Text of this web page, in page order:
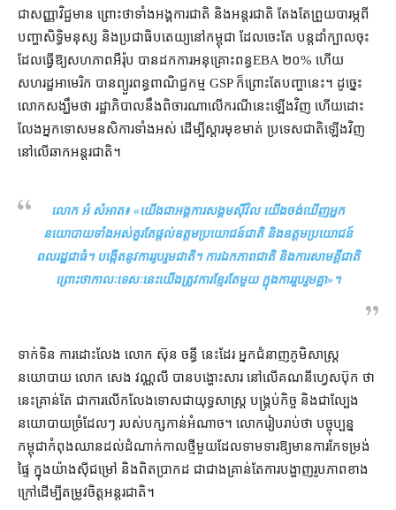
ជា​សញ្ញា​វិជ្ជមាន ព្រោះថា​ទាំង​អង្គការ​ជាតិ និង​អន្តរជាតិ តែងតែ​ព្រួយបារម្ភ​ពី
បញ្ហា​សិទ្ធិមនុស្ស និង​ប្រជាធិបតេយ្យ​នៅ​កម្ពុជា ដែល​ចេះតែ បន្ត​ដាំ​ក្បាល​ចុះ
ដែល​ធ្វើ​ឱ្យ​សហភាព​អឺរ៉ុប បាន​ដក​ការ​អនុគ្រោះ​ពន្ធ​EBA ២០% ហើយ
សហរដ្ឋអាមេរិក បាន​ព្យួរ​ពន្ធ​ពាណិជ្ជកម្ម GSP ក៏​ព្រោះតែ​បញ្ហា​នេះ។ ដូច្នេះ
លោក​សង្ឃឹម​ថា រដ្ឋាភិបាល​នឹង​ពិចារណា​លើ​ករណីនេះ​ឡើងវិញ ហើយ​ដោះ
លែង​អ្នកទោស​មនសិការ​ទាំង​អស់ ដើម្បី​ស្ដារ​មុខមាត់ ប្រទេសជាតិ​ឡើងវិញ
នៅ​លើ​ឆាក​អន្តរជាតិ។
លោក អំ សំអាត៖ «យើង​ជា​អង្គការ​សង្គម​ស៊ីវិល យើង​ចង់​ឃើញ​អ្នក
នយោបាយ​ទាំងអស់​គួរតែ​ផ្ដល់​ឧត្ដម​ប្រយោជន៍​ជាតិ និង​ឧត្ដម​ប្រយោជន៍​
ពលរដ្ឋ​ជាធំ​។ បង្កើត​នូវ​ការ​រូប​រួម​ជាតិ​។ ការ​ឯកភាព​ជាតិ និង​ការ​សាមគ្គី​ជាតិ
ព្រោះថា​កាលៈទេសៈ​នេះ​យើង​ត្រូវការ​ខ្មែរ​តែមួយ ក្នុង​ការ​រួបរួម​គ្នា»។
ទាក់ទិន ការ​ដោះលែង លោក ស៊ុន ចន្ធី នេះ​ដែរ អ្នកជំនាញ​ភូមិសាស្ត្រ​
នយោបាយ លោក សេង វណ្ណលី បាន​បង្ហោះ​សារ នៅ​លើ​គណនី​ហ្វេសប៊ុក ថា
នេះ​គ្រាន់តែ ជា​ការ​លើកលែងទោស​ជា​យុទ្ធសាស្ត្រ បង្គ្រប់កិច្ច និង​ជា​ល្បែង​
នយោបាយ​ច្រំ​ដែលៗ របស់​បក្ស​កាន់អំណាច​។ លោក​រៀបរាប់​ថា បច្ចុប្បន្ន​
កម្ពុជា​កំពុង​ឈាន​ដល់​ដំណាក់កាល​ថ្មី​មួយ​ដែល​ទាមទារ​ឱ្យ​មាន​ការកែទម្រង់​
ផ្ទៃ ក្នុង​យ៉ាង​ស៊ីជម្រៅ និង​ពិតប្រាកដ ជា​ជាង​គ្រាន់តែ​ការ​បង្ហាញ​រូបភាព​ខាង
ក្រៅ​ដើម្បី​តម្រូវ​ចិត្ត​អន្តរជាតិ។